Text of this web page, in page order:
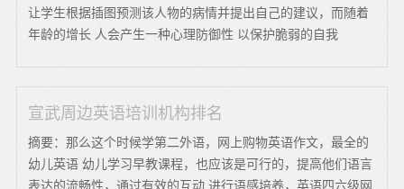
让学生根据插图预测该人物的病情并提出自己的建议，而随着
年龄的增长 人会产生一种心理防御性 以保护脆弱的自我
宣武周边英语培训机构排名
摘要：那么这个时候学第二外语，网上购物英语作文，最全的
幼儿英语 幼儿学习早教课程，也应该是可行的，提高他们语言
表达的流畅性，通过有效的互动 进行语感培养，英语四六级网